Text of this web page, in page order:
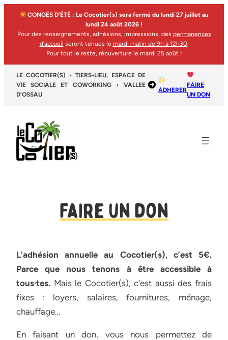
CONGÉS D’ÉTÉ : Le Cocotier(s) sera fermé du lundi 27 juillet au
lundi 24 août 2026 !
Pour des renseignements, adhésions, impressions, des permanences
d’accueil seront tenues le mardi matin de 9h à 12h30.
Pour tout le reste, réouverture le mardi 25 août !
LE COCOTIER(S) • TIERS-LIEU, ESPACE DE
VIE SOCIALE ET COWORKING • VALLEE
D’OSSAU
ADHERER
FAIRE
UN DON
Faire un don
L’adhésion annuelle au Cocotier(s), c’est 5€.
Parce que nous tenons à être accessible à
tous·tes. Mais le Cocotier(s), c’est aussi des frais
fixes : loyers, salaires, fournitures, ménage,
chauffage…
En faisant un don, vous nous permettez de